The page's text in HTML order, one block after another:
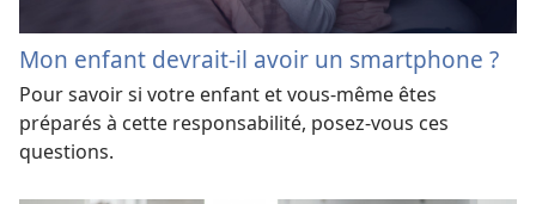
Mon enfant devrait-il avoir un smartphone ?
Pour savoir si votre enfant et vous-même êtes
préparés à cette responsabilité, posez-vous ces
questions.